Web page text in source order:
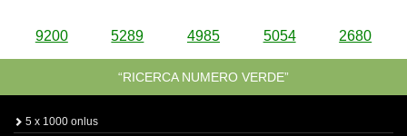
9200 5289 4985 5054 2680
“RICERCA NUMERO VERDE”
5 x 1000 onlus